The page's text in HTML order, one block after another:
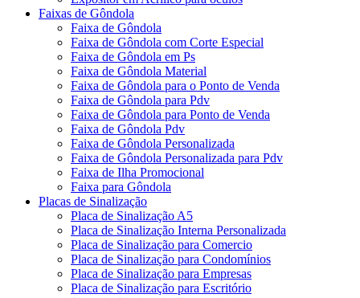
Faixas de Gôndola
Faixa de Gôndola
Faixa de Gôndola com Corte Especial
Faixa de Gôndola em Ps
Faixa de Gôndola Material
Faixa de Gôndola para o Ponto de Venda
Faixa de Gôndola para Pdv
Faixa de Gôndola para Ponto de Venda
Faixa de Gôndola Pdv
Faixa de Gôndola Personalizada
Faixa de Gôndola Personalizada para Pdv
Faixa de Ilha Promocional
Faixa para Gôndola
Placas de Sinalização
Placa de Sinalização A5
Placa de Sinalização Interna Personalizada
Placa de Sinalização para Comercio
Placa de Sinalização para Condomínios
Placa de Sinalização para Empresas
Placa de Sinalização para Escritório